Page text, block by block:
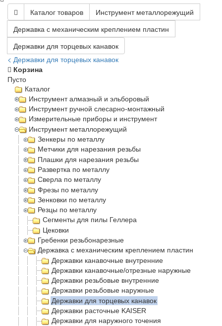
Каталог товаров
Инструмент металлорежущий
Державка с механическим креплением пластин
Державки для торцевых канавок
< Державки для торцевых канавок
Корзина
Пусто
Каталог
Инструмент алмазный и эльборовый
Инструмент ручной слесарно-монтажный
Измерительные приборы и инструмент
Инструмент металлорежущий
Зенкеры по металлу
Метчики для нарезания резьбы
Плашки для нарезания резьбы
Развертка по металлу
Сверла по металлу
Фрезы по металлу
Зенковки по металлу
Резцы по металлу
Сегменты для пилы Геллера
Цековки
Гребенки резьбонарезные
Державка с механическим креплением пластин
Державки канавочные внутренние
Державки канавочные/отрезные наружные
Державки резьбовые внутренние
Державки резьбовые наружные
Державки для торцевых канавок
Державки расточные KAISER
Державки для наружного точения